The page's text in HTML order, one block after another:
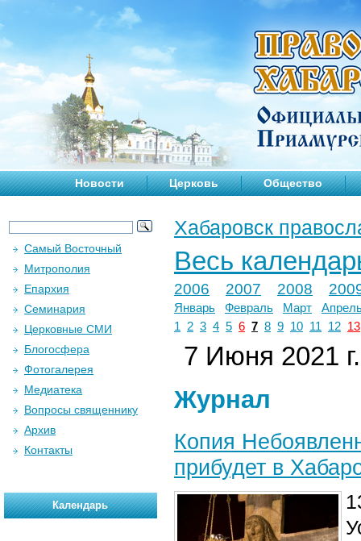
Новости Церковь Общество
Хабаровск
Весь
2006 2007 2008
Январь Февраль Март
1
2 3 4 5 6 7 8 9 10 11 12 13
7 Июня 2021 г.
Журнал
Копия
прибудет в
Самый Восточный
Митрополия
Епархия
Семинария
Церковные СМИ
Блогосфера
Фотогалерея
Медиатека
Вопросы священнику
Архив
Контакты
Календарь